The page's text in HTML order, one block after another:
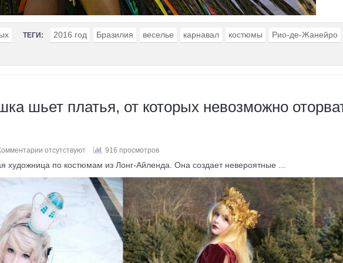
ТЕГИ: 2016 год Бразилия веселье карнавал костюмы
Рио-де-Жанейро
шьет платья, от которых невозможно
отсутствуют 916 просмотров
по костюмам из Лонг-Айленда. Она создает невероятные ...